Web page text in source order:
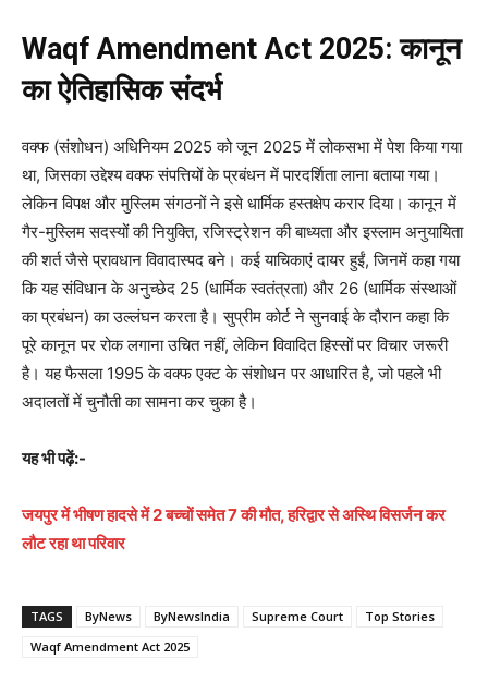
Waqf Amendment Act 2025: कानून
का ऐतिहासिक संदर्भ
वक्फ (संशोधन) अधिनियम 2025 को जून 2025 में लोकसभा में पेश किया गया
था, जिसका उद्देश्य वक्फ संपत्तियों के प्रबंधन में पारदर्शिता लाना बताया गया।
लेकिन विपक्ष और मुस्लिम संगठनों ने इसे धार्मिक हस्तक्षेप करार दिया। कानून में
गैर-मुस्लिम सदस्यों की नियुक्ति, रजिस्ट्रेशन की बाध्यता और इस्लाम अनुयायिता
की शर्त जैसे प्रावधान विवादास्पद बने। कई याचिकाएं दायर हुईं, जिनमें कहा गया
कि यह संविधान के अनुच्छेद 25 (धार्मिक स्वतंत्रता) और 26 (धार्मिक संस्थाओं
का प्रबंधन) का उल्लंघन करता है। सुप्रीम कोर्ट ने सुनवाई के दौरान कहा कि
पूरे कानून पर रोक लगाना उचित नहीं, लेकिन विवादित हिस्सों पर विचार जरूरी
है। यह फैसला 1995 के वक्फ एक्ट के संशोधन पर आधारित है, जो पहले भी
अदालतों में चुनौती का सामना कर चुका है।
यह भी पढ़ें:-
जयपुर में भीषण हादसे में 2 बच्चों समेत 7 की मौत, हरिद्वार से अस्थि विसर्जन कर
लौट रहा था परिवार
TAGS ByNews ByNewsIndia Supreme Court
Top Stories
Waqf Amendment Act 2025